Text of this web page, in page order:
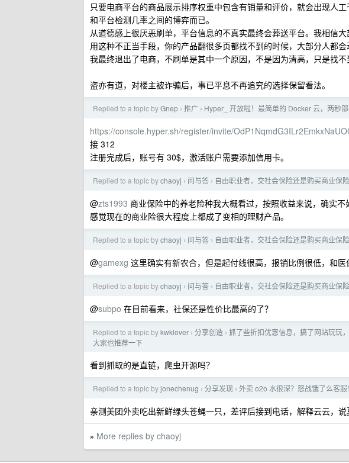
只要电商平台的商品展示排序权重中包含有销量和评价，就会出现人
和平台检测几率之间的博弈而已。
从道德感上很厌恶刷单，平台信息的不真实最终会葬送平台。我相信
用这种不正当手段，你的产品翻很多页都找不到的时候，大部分人都会
我最终退出了电商，不刷单是其中一个原因，不是因为清高，只是找
盗亦有道，对楼主被诈骗后，事已平息不再追究的选择保留看法。
Replied to a topic byGnep › 推广 › Hyper_ 开放啦！最简单的 Docker 云，两秒
https://console.hyper.sh/register/invite/
接 312
注册完成后，账号有 30$，激活账户需要添加信用卡。
Replied to a topic bychaoyj › 问与答 › 自由职业者，交社会保险还是购买商业保险
@zts1993 商业保险中的养老险种我大概看过，按照收益来说，确实不
感觉现在的商业险很大程度上都成了变相的理财产品。
Replied to a topic bychaoyj › 问与答 › 自由职业者，交社会保险还是购买商业保险
@gamexg 这里确实有新农合，但是起付线很高，报销比例很低，和医
Replied to a topic bychaoyj › 问与答 › 自由职业者，交社会保险还是购买商业保险
@subpo 在目前看来，社保还是性价比最高的了？
Replied to a topic bykwklover › 分享创造 › 抓了些折扣优惠信息，搞了网站玩玩
大家也推荐一下
看到抓取的是直链，爬虫开源吗？
Replied to a topic byjonechenug › 分享发现 › 外卖 o2o 水很深？怒战饿了么客服
亲测美团外卖吃出新鲜绿头苍蝇一只，差评后接到电话，解释云云，说
» More replies by chaoyj